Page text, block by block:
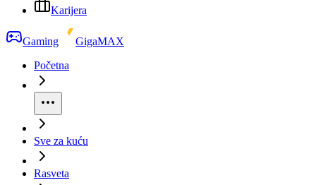
Karijera
Gaming
GigaMAX
Početna
Sve za kuću
Rasveta